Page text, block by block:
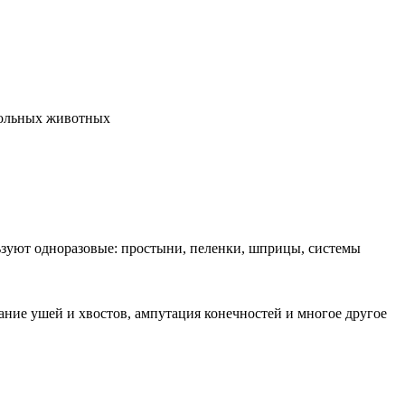
животных
одноразовые: простыни, пеленки, шприцы, системы
ушей и хвостов, ампутация конечностей и многое другое